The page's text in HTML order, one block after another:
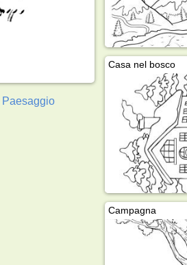
Paesaggio
Casa nel bosco
Campagna